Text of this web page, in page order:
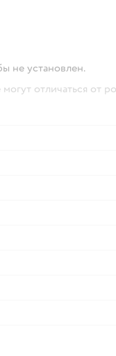
не установлен.
отличаться от